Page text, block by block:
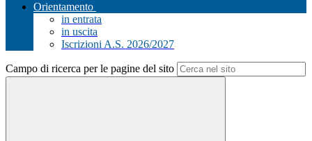
Orientamento
in entrata
in uscita
Iscrizioni A.S. 2026/2027
Campo di ricerca per le pagine del sito